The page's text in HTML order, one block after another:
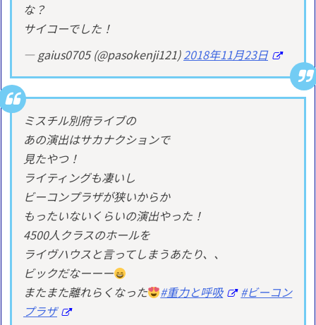
な？
サイコーでした！
— gaius0705 (@pasokenji121)2018年11月23日
ミスチル別府ライブの
あの演出はサカナクションで
見たやつ！
ライティングも凄いし
ビーコンプラザが狭いからか
もったいないくらいの演出やった！
4500人クラスのホールを
ライヴハウスと言ってしまうあたり、、
ビックだなーーー
またまた離れらくなった
#重力と呼吸
#ビーコン
プラザ